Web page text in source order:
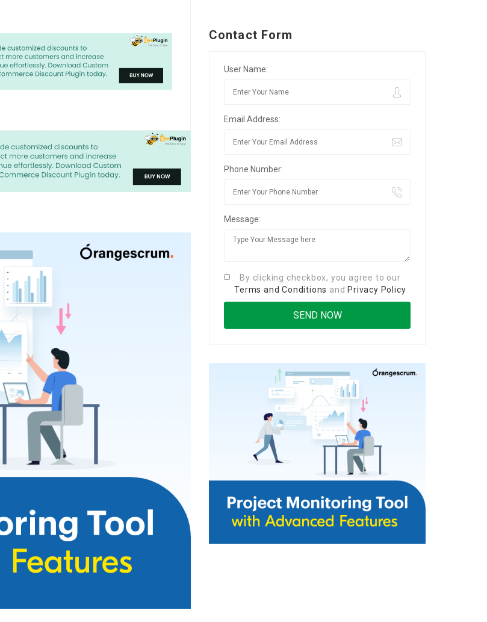
Contact Form
User Name:
Email Address:
Phone Number:
Message:
By clicking checkbox, you agree to our
Terms and Conditions and Privacy Policy